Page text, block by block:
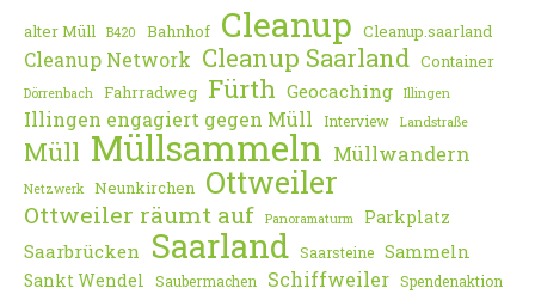
alter Müll B420 Bahnhof Cleanup Cleanup.saarland
Cleanup Network Cleanup Saarland Container
Dörrenbach Fahrradweg Fürth Geocaching Illingen
Illingen engagiert gegen Müll Interview Landstraße
Müll Müllsammeln Müllwandern
Netzwerk Neunkirchen Ottweiler
Ottweiler räumt auf Panoramaturm Parkplatz
Saarbrücken Saarland Saarsteine Sammeln
Sankt Wendel
Saubermachen Schiffweiler Spendenaktion